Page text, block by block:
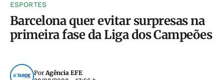
ESPORTES
Barcelona quer evitar surpresas na
primeira fase da Liga dos Campeões
PorAgência EFE